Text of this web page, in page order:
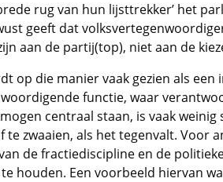
rug van hun lijsttrekker’ het
geeft dat
aan de partij(top), niet aan de
op die manier vaak gezien als een
functie, waar
centraal staan, is vaak weinig
zwaaien, als het tegenvalt. Voor
de fractiediscipline en de
houden. Een voorbeeld hiervan